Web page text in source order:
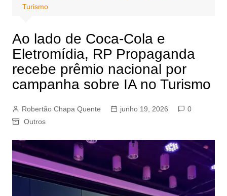
Turismo
Ao lado de Coca-Cola e
Eletromídia, RP Propaganda
recebe prêmio nacional por
campanha sobre IA no Turismo
Robertão Chapa Quente junho 19, 2026
0
Outros